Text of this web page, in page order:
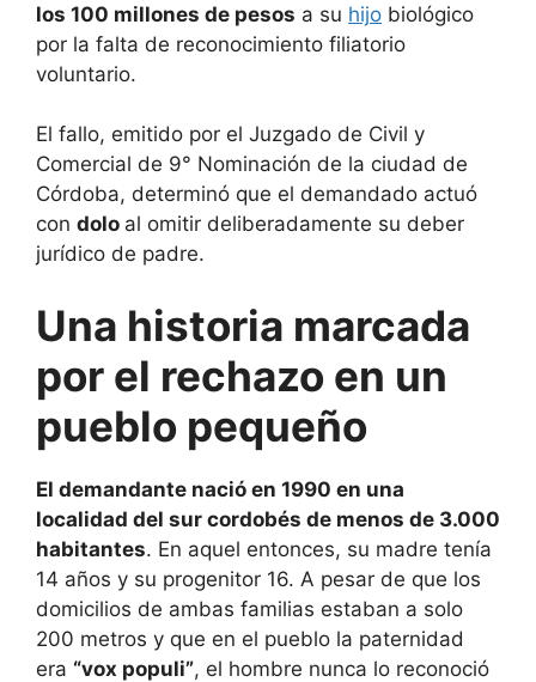
los 100 millones de pesos a su hijo biológico
por la falta de reconocimiento filiatorio
voluntario.
El fallo, emitido por el Juzgado de Civil y
Comercial de 9° Nominación de la ciudad de
Córdoba, determinó que el demandado actuó
con dolo al omitir deliberadamente su deber
jurídico de padre.
Una historia marcada
por el rechazo en un
pueblo pequeño
El demandante nació en 1990 en una
localidad del sur cordobés de menos de 3.000
habitantes. En aquel entonces, su madre tenía
14 años y su progenitor 16. A pesar de que los
domicilios de ambas familias estaban a solo
200 metros y que en el pueblo la paternidad
era “vox populi”, el hombre nunca lo reconoció